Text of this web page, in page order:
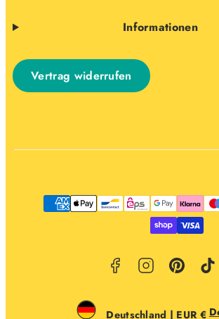
Informationen
Vertrag widerrufen
Facebook
Instagram
Pinterest
YouTube
Deutschland | EUR €